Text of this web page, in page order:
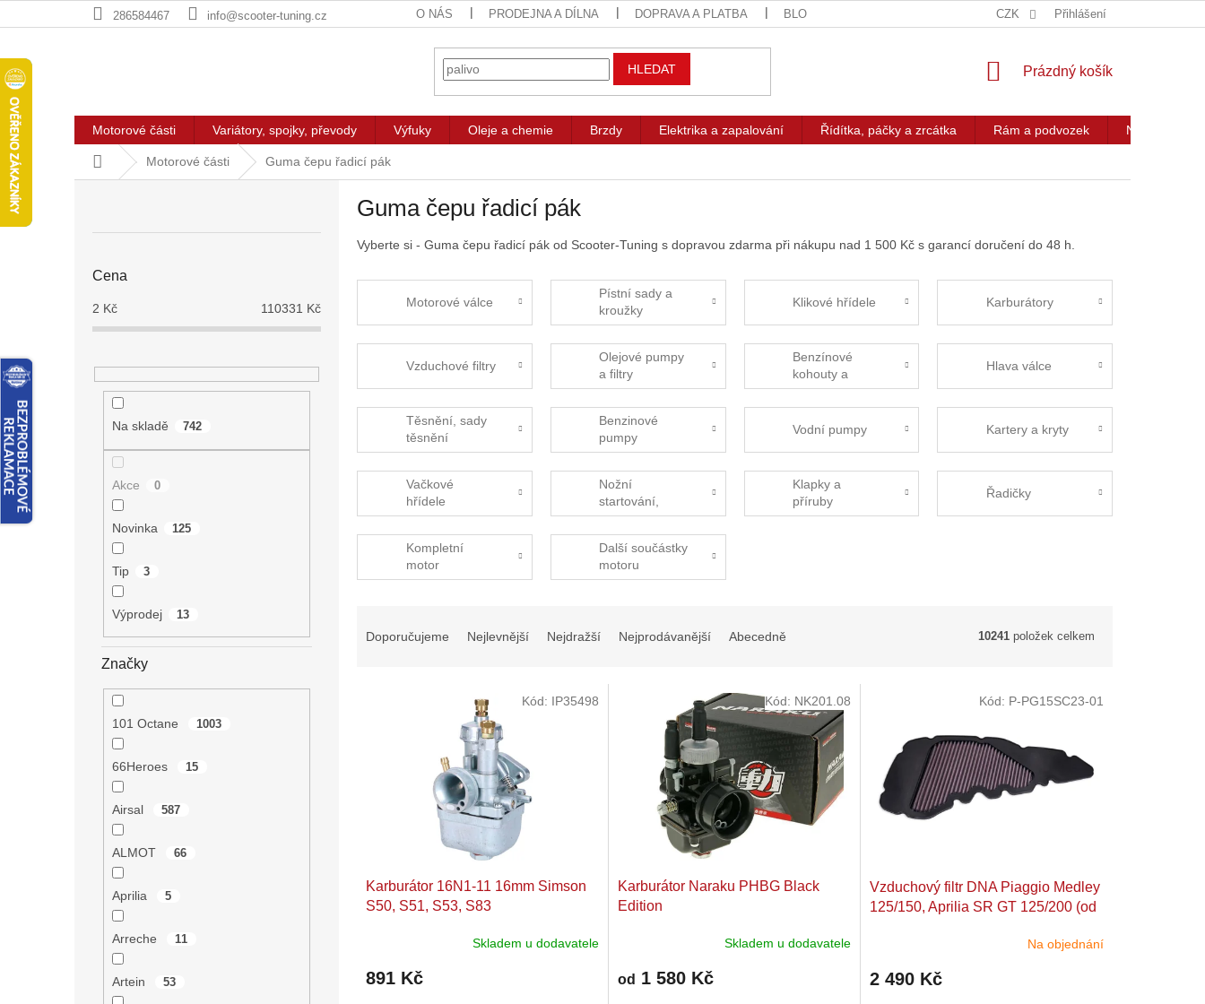
na
286584467 info@scooter-tuning.cz O NÁS PRODEJNA A DÍLNA DOPRAVA A PLATBA BLOG CZK Přihlášení
HLEDAT
NÁKUPNÍ
Prázdný košík
Motorové části Variátory, spojky, převody Výfuky Oleje a chemie Brzdy Elektrika a zapalování Řídítka, páčky a zrcátka Rám a podvozek Nářadí a
Domů Motorové části Guma čepu řadicí pák
Cena
2 Kč 110331 Kč
Na skladě 742
Akce 0
Novinka 125
Tip 3
Výprodej 13
Značky
101 Octane 1003
66Heroes 15
Airsal 587
ALMOT 66
Aprilia 5
Arreche 11
Artein 53
Guma čepu řadicí pák
Vyberte si - Guma čepu řadicí pák od Scooter-Tuning s dopravou zdarma při nákupu nad 1 500 Kč s garancí doručení do 48 h.
Motorové válce
Pístní sady a
kroužky
Klikové hřídele Karburátory
Vzduchové filtry
Olejové pumpy
a filtry
Benzínové
kohouty a
hadičky
Hlava válce
Těsnění, sady
těsnění
Benzinové
pumpy
Vodní pumpy Kartery a kryty
Vačkové
hřídele
Nožní
startování,
nakopávačka
Klapky a
příruby
Řadičky
Kompletní
motor
Další součástky
motoru
Doporučujeme Nejlevnější Nejdražší Nejprodávanější Abecedně 10241 položek celkem
Karburátor 16N1-11 16mm Simson
S50, S51, S53, S83
produktu
Skladem u dodavatele
891 Kč
Kód: IP35498
Karburátor Naraku PHBG Black
Edition
produktu
Skladem u dodavatele
od 1 580 Kč
Kód: NK201.08
Vzduchový filtr DNA Piaggio Medley
125/150, Aprilia SR GT 125/200 (od
Na objednání
2 490 Kč
Kód: P-PG15SC23-01